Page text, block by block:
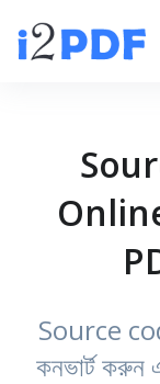
Source
কনভার্ট